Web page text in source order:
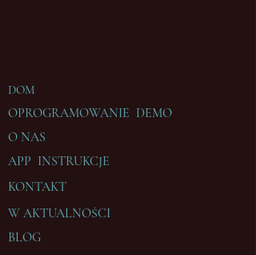
DOM
W AKTUALNOŚCI
OPROGRAMOWANIE DEMO
O NAS
BLOG
APP INSTRUKCJE
KONTAKT